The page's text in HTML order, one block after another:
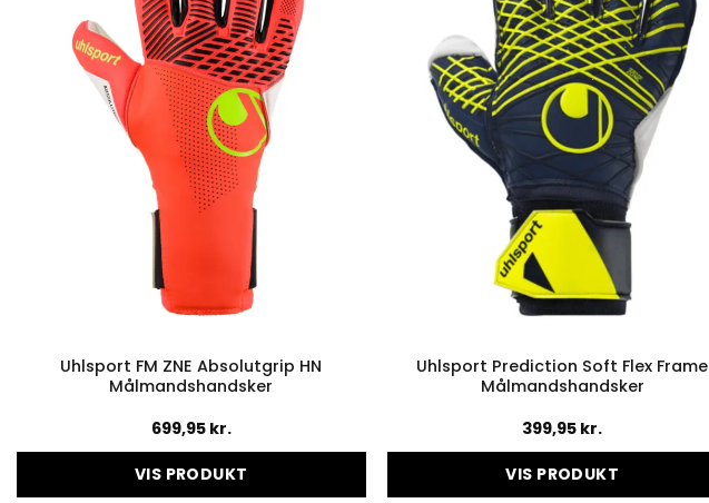
Uhlsport FM ZNE Absolutgrip HN
Målmandshandsker
699,95 kr.
VIS PRODUKT
Uhlsport Prediction Soft Flex Frame
Målmandshandsker
399,95 kr.
VIS PRODUKT